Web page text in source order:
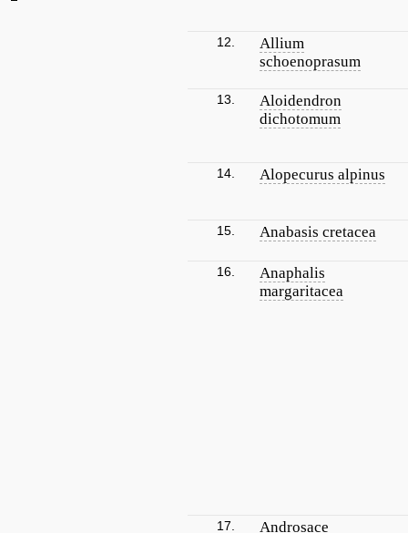
12.
Allium
schoenoprasum
13.
Aloidendron
dichotomum
14. Alopecurus alpinus
15. Anabasis cretacea
16.
Anaphalis
margaritacea
17.
Androsace